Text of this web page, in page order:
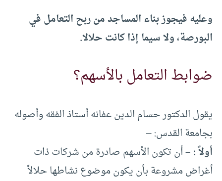
وعليه فيجوز بناء المساجد من ربح التعامل في
البورصة، ولا سيما إذا كانت حلالا.
ضوابط التعامل بالأسهم؟
يقول الدكتور حسام الدين عفانه أستاذ الفقه وأصوله
بجامعة القدس: –
أولاً : –أن تكون الأسهم صادرة من شركات ذات
أغراض مشروعة بأن يكون موضوع نشاطها حلالاً